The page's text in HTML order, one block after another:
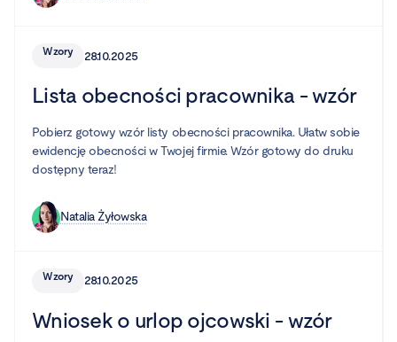
Wzory 28.10.2025
Lista obecności pracownika - wzór
Pobierz gotowy wzór listy obecności pracownika. Ułatw sobie
ewidencję obecności w Twojej firmie. Wzór gotowy do druku
dostępny teraz!
Natalia Żyłowska
Wzory 28.10.2025
Wniosek o urlop ojcowski - wzór